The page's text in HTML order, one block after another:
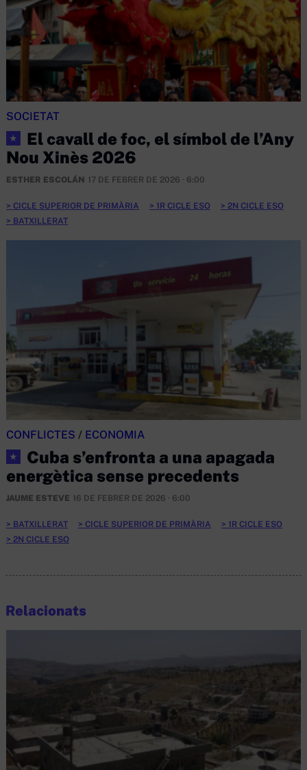
SOCIETAT
★
El cavall de foc, el símbol de l’Any
Nou Xinès 2026
ESTHER ESCOLÁN 17 DE FEBRER DE 2026 · 6:00
CICLE SUPERIOR DE PRIMÀRIA 1R CICLE ESO
2N CICLE ESO
BATXILLERAT
CONFLICTES / ECONOMIA
★
Cuba s’enfronta a una apagada
energètica sense precedents
JAUME ESTEVE 16 DE FEBRER DE 2026 · 6:00
BATXILLERAT CICLE SUPERIOR DE PRIMÀRIA
1R CICLE ESO
2N CICLE ESO
Relacionats